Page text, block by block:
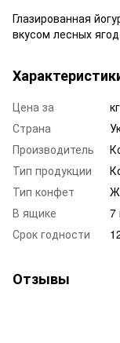
Глазированная
вкусом лесных
Цена за
кг
Страна
Производитель
Тип продукции
Тип конфет
В ящике
7
Срок годности
Отзывы